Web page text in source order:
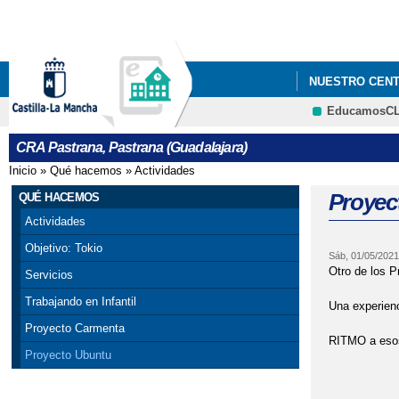
NUESTRO
PROYECTO
UNIVERSO DE
CRA Pastrana, Pastrana (Guadalajara)
Se encuentra usted aquí
Inicio » Qué hacemos » Actividades
QUÉ HACEMOS
Actividades
Objetivo: Tokio
Servicios
Trabajando en Infantil
Proyecto Carmenta
Proyecto Ubuntu
Sáb, 01/05/2021
Otro de los
Una
RITMO a